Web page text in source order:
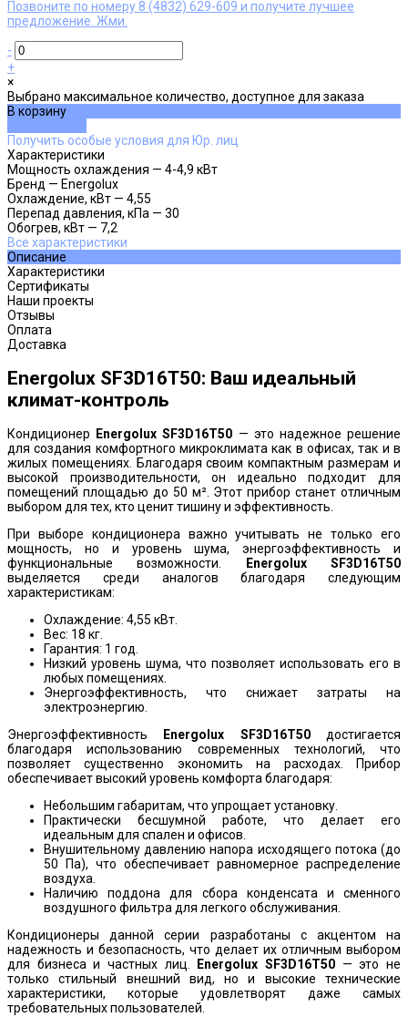
Позвоните по номеру 8 (4832) 629-609 и получите лучшее
предложение. Жми.
-
+
×
Выбрано максимальное количество, доступное для заказа
В корзину
Получить особые условия для Юр. лиц
Характеристики
Мощность охлаждения — 4-4,9 кВт
Бренд — Energolux
Охлаждение, кВт — 4,55
Перепад давления, кПа — 30
Обогрев, кВт — 7,2
Все характеристики
Описание
Характеристики
Сертификаты
Наши проекты
Отзывы
Оплата
Доставка
Energolux SF3D16T50: Ваш идеальный
климат-контроль
Кондиционер Energolux SF3D16T50 — это надежное решение
для создания комфортного микроклимата как в офисах, так и в
жилых помещениях. Благодаря своим компактным размерам и
высокой производительности, он идеально подходит для
помещений площадью до 50 м². Этот прибор станет отличным
выбором для тех, кто ценит тишину и эффективность.
При выборе кондиционера важно учитывать не только его
мощность, но и уровень шума, энергоэффективность и
функциональные возможности.
Energolux SF3D16T50
выделяется среди аналогов благодаря следующим
характеристикам:
Охлаждение: 4,55 кВт.
Вес: 18 кг.
Гарантия: 1 год.
Низкий уровень шума, что позволяет использовать его в
любых помещениях.
Энергоэффективность, что снижает затраты на
электроэнергию.
Энергоэффективность
Energolux SF3D16T50достигается
благодаря использованию современных технологий, что
позволяет существенно экономить на расходах. Прибор
обеспечивает высокий уровень комфорта благодаря:
Небольшим габаритам, что упрощает установку.
Практически бесшумной работе, что делает его
идеальным для спален и офисов.
Внушительному давлению напора исходящего потока (до
50 Па), что обеспечивает равномерное распределение
воздуха.
Наличию поддона для сбора конденсата и сменного
воздушного фильтра для легкого обслуживания.
Кондиционеры данной серии разработаны с акцентом на
надежность и безопасность, что делает их отличным выбором
для бизнеса и частных лиц.
Energolux SF3D16T50 — это не
только стильный внешний вид, но и высокие технические
характеристики, которые удовлетворят даже самых
требовательных пользователей.